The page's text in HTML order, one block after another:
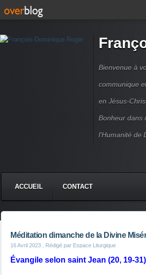
Bienvenue à
communique
en Jésus-
Bonheur dans
l'Humanité de
ACCUEIL CONTACT
Méditation dimanche de la Divine
16 Avril 2023 , Rédigé par Espace Liturgique
Évangile selon saint Jean (20, 19-31)